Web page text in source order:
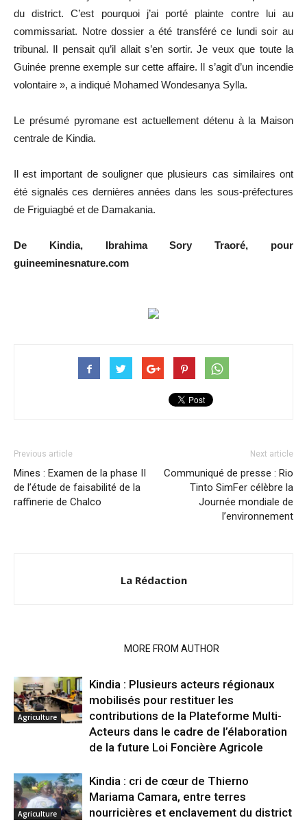
du district. C’est pourquoi j’ai porté plainte contre lui au
commissariat. Notre dossier a été transféré ce lundi soir au
tribunal. Il pensait qu’il allait s’en sortir. Je veux que toute la
Guinée prenne exemple sur cette affaire. Il s’agit d’un incendie
volontaire », a indiqué Mohamed Wondesanya Sylla.
Le présumé pyromane est actuellement détenu à la Maison
centrale de Kindia.
Il est important de souligner que plusieurs cas similaires ont
été signalés ces dernières années dans les sous-préfectures
de Friguiagbé et de Damakania.
De Kindia, Ibrahima Sory Traoré, pour
guineeminesnature.com
Previous article
Mines : Examen de la phase II
de l’étude de faisabilité de la
raffinerie de Chalco
Next article
Communiqué de presse : Rio
Tinto SimFer célèbre la
Journée mondiale de
l’environnement
La Rédaction
MORE FROM AUTHOR
Agriculture
Kindia : Plusieurs acteurs régionaux
mobilisés pour restituer les
contributions de la Plateforme Multi-
Acteurs dans le cadre de l’élaboration
de la future Loi Foncière Agricole
Agriculture
Kindia : cri de cœur de Thierno
Mariama Camara, entre terres
nourricières et enclavement du district